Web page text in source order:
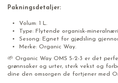
Pakningsdetaljer:
Volum: 1 L.
Type: Flytende organisk-
Sesong: Egnet for gjødsling
Merke: Organic Way.
🌱 Organic Way OMS 5-2-3 er det
grønnsaker og urter, sterk vekst og
dine den omsorgen de fortjener med